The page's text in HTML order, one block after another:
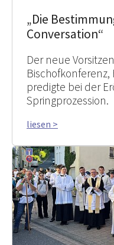
„Die
Conversation“
Der neue
Bischofkonferenz,
predigte bei der
Springprozession.
liesen >